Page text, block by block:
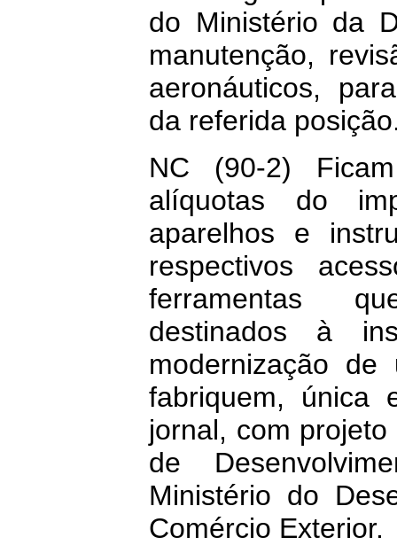
do Ministério da
manutenção,
aeronáuticos,
da referida
NC (90-2)
alíquotas do
aparelhos e
respectivos
ferramentas
destinados à
modernização de
fabriquem, única
jornal, com
de
Ministério do
Comércio Exterior.